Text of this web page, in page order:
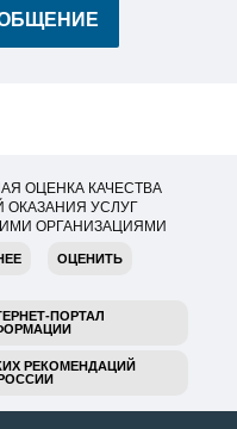
ОЦЕНКА КАЧЕСТВА
ОКАЗАНИЯ УСЛУГ
ОРГАНИЗАЦИЯМИ
ОЦЕНИТЬ
ПОРТАЛ
РЕКОМЕНДАЦИЙ